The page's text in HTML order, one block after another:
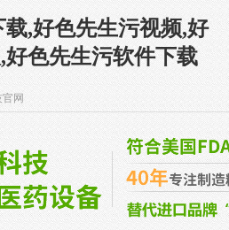
,好色先生污视频,好
色先生污软件下载
网